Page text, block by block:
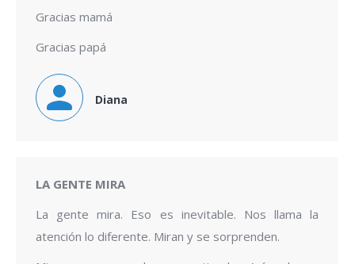
Gracias mamá
Gracias papá
Diana
LA GENTE MIRA
La gente mira. Eso es inevitable. Nos llama la
atención lo diferente. Miran y se sorprenden.